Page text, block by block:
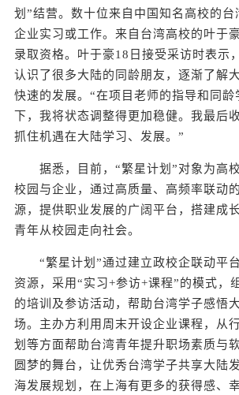
划”结营。数十位来自中国知名高校的台
企业实习或工作。来自台湾高校的叶于
录取资格。叶于豪18日接受采访时表示
认识了很多大陆的同龄朋友，逐渐了解
快速的发展。“在项目老师的指导和同龄
下，我将状态调整得更加稳健。我最后
抓住机遇在大陆学习、发展。”
据悉，目前，“繁星计划”对象为高
校园与企业，通过高质量、高频率联动
源，提供职业发展的广阔平台，搭建成
青年从校园走向社会。
“繁星计划”通过建立政校企联动平
资源，采用“实习+参访+课程”的模式，
的培训及参访活动，帮助台湾学子感悟
场。主办方利用周末开设企业课程，从
划等方面帮助台湾青年提升职场素质与
圆梦的舞台，让优秀台湾学子共享大陆
海发展规划，在上海有更多的获得感、